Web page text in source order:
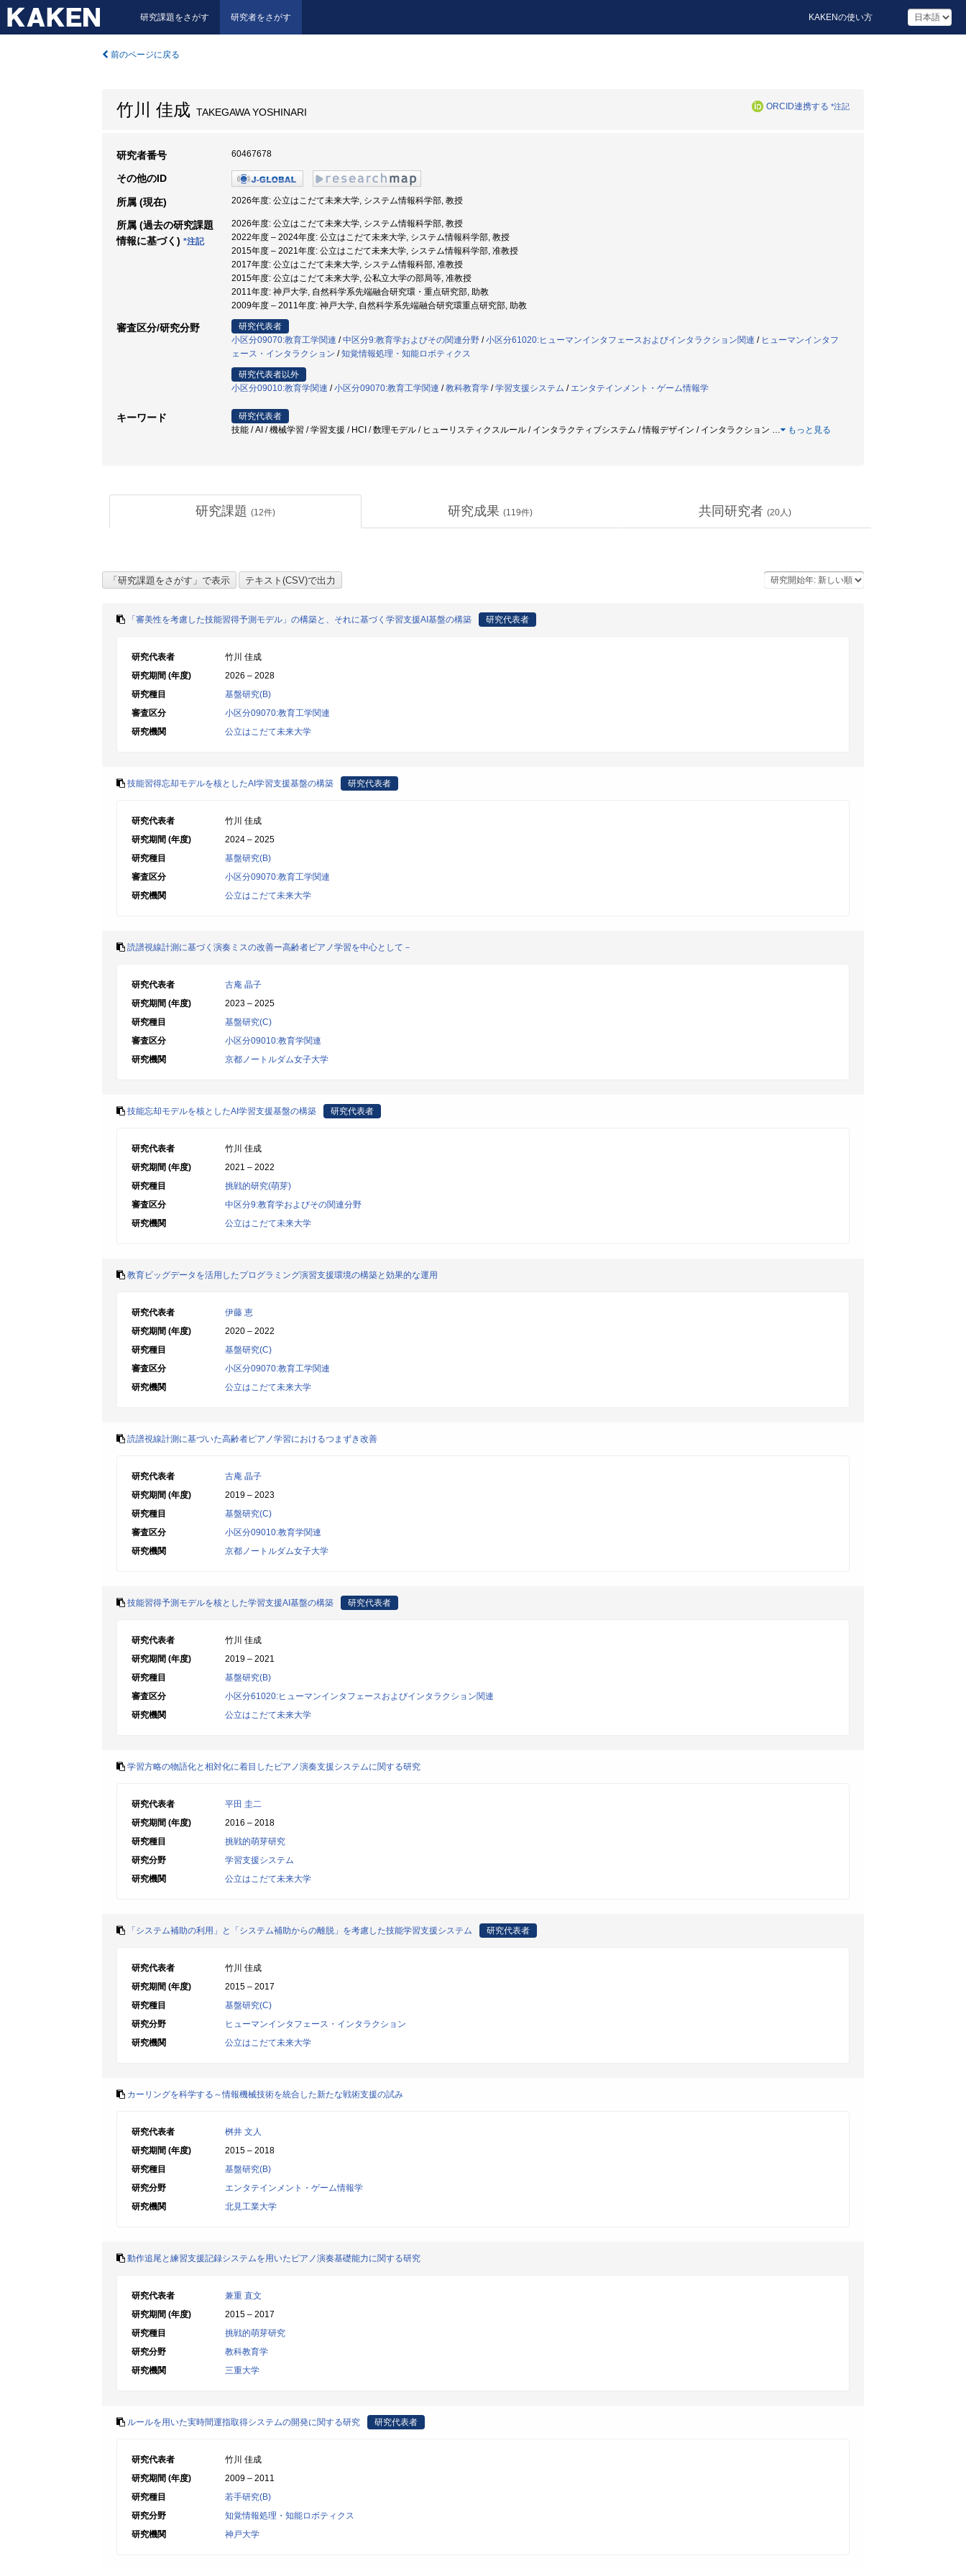
研究課題をさがす 研究者をさがす KAKENの使い方
前のページに戻る
竹川 佳成 TAKEGAWA YOSHINARI ORCID連携する *注記
研究者番号 60467678
その他のID
所属 (現在) 2026年度: 公立はこだて未来大学, システム情報科学部, 教授
所属 (過去の研究課題
情報に基づく) *注記
2026年度: 公立はこだて未来大学, システム情報科学部, 教授
2022年度 – 2024年度: 公立はこだて未来大学, システム情報科学部, 教授
2015年度 – 2021年度: 公立はこだて未来大学, システム情報科学部, 准教授
2017年度: 公立はこだて未来大学, システム情報科部, 准教授
2015年度: 公立はこだて未来大学, 公私立大学の部局等, 准教授
2011年度: 神戸大学, 自然科学系先端融合研究環・重点研究部, 助教
2009年度 – 2011年度: 神戸大学, 自然科学系先端融合研究環重点研究部, 助教
審査区分/研究分野
研究代表者
小区分09070:教育工学関連 /中区分9:教育学およびその関連分野 /小区分61020:ヒューマンインタフェースおよびインタラクション関連 / ヒューマンインタフ
ェース・インタラクション /知覚情報処理・知能ロボティクス
研究代表者以外
小区分09010:教育学関連 /小区分09070:教育工学関連 /教科教育学 /学習支援システム / エンタテインメント・ゲーム情報学
キーワード
研究代表者
技能 / AI / 機械学習 / 学習支援 / HCI / 数理モデル / ヒューリスティクスルール / インタラクティブシステム / 情報デザイン / インタラクション … もっと見る
研究課題 (12件) 研究成果 (119件) 共同研究者 (20人)
「審美性を考慮した技能習得予測モデル」の構築と、それに基づく学習支援AI基盤の構築 研究代表者
研究代表者
竹川 佳成
研究期間 (年度)
2026 – 2028
研究種目
基盤研究(B)
審査区分
小区分09070:教育工学関連
研究機関
公立はこだて未来大学
技能習得忘却モデルを核としたAI学習支援基盤の構築 研究代表者
研究代表者
竹川 佳成
研究期間 (年度)
2024 – 2025
研究種目
基盤研究(B)
審査区分
小区分09070:教育工学関連
研究機関
公立はこだて未来大学
読譜視線計測に基づく演奏ミスの改善ー高齢者ピアノ学習を中心として－
研究代表者
古庵 晶子
研究期間 (年度)
2023 – 2025
研究種目
基盤研究(C)
審査区分
小区分09010:教育学関連
研究機関
京都ノートルダム女子大学
技能忘却モデルを核としたAI学習支援基盤の構築 研究代表者
研究代表者
竹川 佳成
研究期間 (年度)
2021 – 2022
研究種目
挑戦的研究(萌芽)
審査区分
中区分9:教育学およびその関連分野
研究機関
公立はこだて未来大学
教育ビッグデータを活用したプログラミング演習支援環境の構築と効果的な運用
研究代表者
伊藤 恵
研究期間 (年度)
2020 – 2022
研究種目
基盤研究(C)
審査区分
小区分09070:教育工学関連
研究機関
公立はこだて未来大学
読譜視線計測に基づいた高齢者ピアノ学習におけるつまずき改善
研究代表者
古庵 晶子
研究期間 (年度)
2019 – 2023
研究種目
基盤研究(C)
審査区分
小区分09010:教育学関連
研究機関
京都ノートルダム女子大学
技能習得予測モデルを核とした学習支援AI基盤の構築 研究代表者
研究代表者
竹川 佳成
研究期間 (年度)
2019 – 2021
研究種目
基盤研究(B)
審査区分
小区分61020:ヒューマンインタフェースおよびインタラクション関連
研究機関
公立はこだて未来大学
学習方略の物語化と相対化に着目したピアノ演奏支援システムに関する研究
研究代表者
平田 圭二
研究期間 (年度)
2016 – 2018
研究種目
挑戦的萌芽研究
研究分野
学習支援システム
研究機関
公立はこだて未来大学
「システム補助の利用」と「システム補助からの離脱」を考慮した技能学習支援システム 研究代表者
研究代表者
竹川 佳成
研究期間 (年度)
2015 – 2017
研究種目
基盤研究(C)
研究分野
ヒューマンインタフェース・インタラクション
研究機関
公立はこだて未来大学
カーリングを科学する～情報機械技術を統合した新たな戦術支援の試み
研究代表者
桝井 文人
研究期間 (年度)
2015 – 2018
研究種目
基盤研究(B)
研究分野
エンタテインメント・ゲーム情報学
研究機関
北見工業大学
動作追尾と練習支援記録システムを用いたピアノ演奏基礎能力に関する研究
研究代表者
兼重 直文
研究期間 (年度)
2015 – 2017
研究種目
挑戦的萌芽研究
研究分野
教科教育学
研究機関
三重大学
ルールを用いた実時間運指取得システムの開発に関する研究 研究代表者
研究代表者
竹川 佳成
研究期間 (年度)
2009 – 2011
研究種目
若手研究(B)
研究分野
知覚情報処理・知能ロボティクス
研究機関
神戸大学